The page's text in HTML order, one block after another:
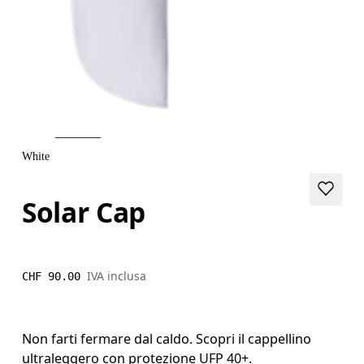
White
Solar Cap
CHF 90.00 IVA inclusa
Non farti fermare dal caldo. Scopri il cappellino
ultraleggero con protezione UFP 40+.